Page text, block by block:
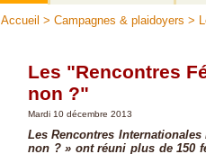
Accueil > Campagnes & plaidoyers >
Les "Rencontres
non ?"
Mardi 10 décembre 2013
Les Rencontres
non ? » ont réuni plus de 150